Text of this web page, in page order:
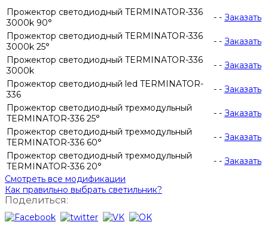
Прожектор светодиодный TERMINATOR-336
3000k 90°
- - Заказать
Прожектор светодиодный TERMINATOR-336
3000k 25°
- - Заказать
Прожектор светодиодный TERMINATOR-336
3000k
- - Заказать
Прожектор светодиодный led TERMINATOR-
336
- - Заказать
Прожектор светодиодный трехмодульный
TERMINATOR-336 25°
- - Заказать
Прожектор светодиодный трехмодульный
TERMINATOR-336 60°
- - Заказать
Прожектор светодиодный трехмодульный
TERMINATOR-336 20°
- - Заказать
Смотреть все модификации
Как правильно выбрать светильник?
Поделиться: